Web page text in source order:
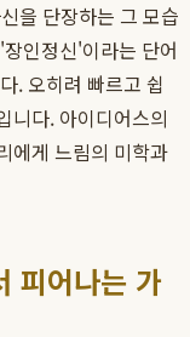
을 단장하는 그 모습
인정신'이라는 단어
. 오히려 빠르고 쉽
니다. 아이디어스의
에게 느림의 미학과
피어나는 가